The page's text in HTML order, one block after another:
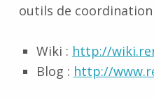
outils de
Wiki : http://
Blog : http://